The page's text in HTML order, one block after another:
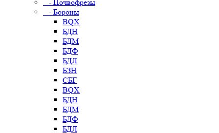
- Почвофрезы
- Бороны
BQX
БДН
БДМ
БДФ
БДЛ
БЗН
СБГ
BQX
БДН
БДМ
БДФ
БДЛ